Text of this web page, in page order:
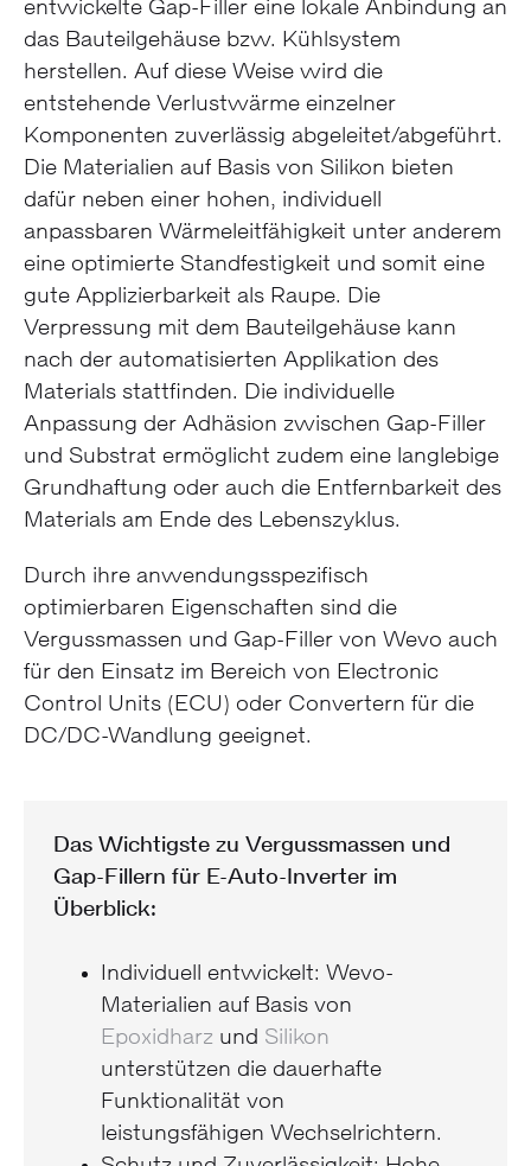
entwickelte Gap-Filler eine lokale Anbindung an
das Bauteilgehäuse bzw. Kühlsystem
herstellen. Auf diese Weise wird die
entstehende Verlustwärme einzelner
Komponenten zuverlässig abgeleitet/abgeführt.
Die Materialien auf Basis von Silikon bieten
dafür neben einer hohen, individuell
anpassbaren Wärmeleitfähigkeit unter anderem
eine optimierte Standfestigkeit und somit eine
gute Applizierbarkeit als Raupe. Die
Verpressung mit dem Bauteilgehäuse kann
nach der automatisierten Applikation des
Materials stattfinden. Die individuelle
Anpassung der Adhäsion zwischen Gap-Filler
und Substrat ermöglicht zudem eine langlebige
Grundhaftung oder auch die Entfernbarkeit des
Materials am Ende des Lebenszyklus.
Durch ihre anwendungsspezifisch
optimierbaren Eigenschaften sind die
Vergussmassen und Gap-Filler von Wevo auch
für den Einsatz im Bereich von Electronic
Control Units (ECU) oder Convertern für die
DC/DC-Wandlung geeignet.
Das Wichtigste zu Vergussmassen und
Gap-Fillern für E-Auto-Inverter im
Überblick:
Individuell entwickelt: Wevo-
Materialien auf Basis von
Epoxidharz und Silikon
unterstützen die dauerhafte
Funktionalität von
leistungsfähigen Wechselrichtern.